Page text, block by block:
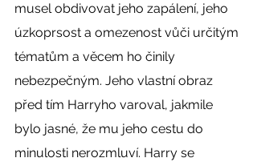
musel obdivovat jeho zapálení, jeho
úzkoprsost a omezenost vůči určitým
tématům a věcem ho činily
nebezpečným. Jeho vlastní obraz
před tím Harryho varoval, jakmile
bylo jasné, že mu jeho cestu do
minulosti nerozmluví. Harry se